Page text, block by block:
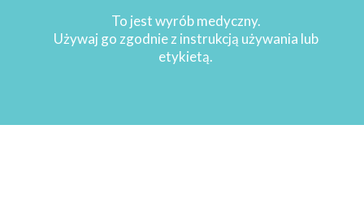
To jest wyrób medyczny.
Używaj go zgodnie z instrukcją używania lub
etykietą.